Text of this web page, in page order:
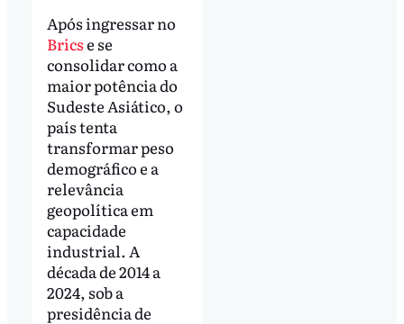
Após ingressar no
Bricse se
consolidar como a
maior potência do
Sudeste Asiático, o
país tenta
transformar peso
demográfico e a
relevância
geopolítica em
capacidade
industrial. A
década de 2014 a
2024, sob a
presidência de